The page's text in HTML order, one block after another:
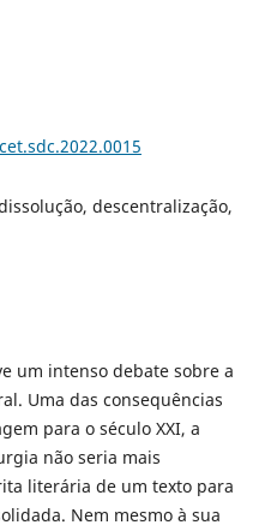
descentralização,
um intenso debate sobre a
Uma das consequências
para o século XXI, a
não seria mais
literária de um texto para
Nem mesmo à sua